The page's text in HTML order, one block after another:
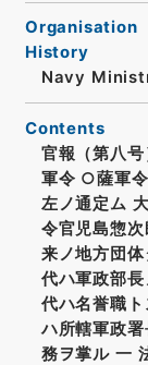
Organisation
History
Navy
Contents
官報（第八
軍令 ○薩軍令
左ノ通定ム
令官児島惣
来ノ地方団
代ハ軍政部
代ハ名誉職
ハ所轄軍政
務ヲ掌ル 一